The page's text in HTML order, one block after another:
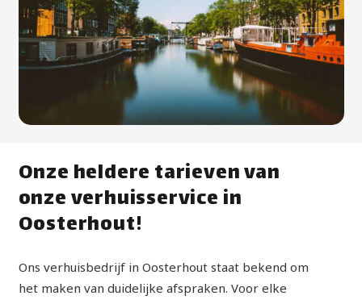
Onze heldere tarieven van
onze verhuisservice in
Oosterhout!
Ons verhuisbedrijf in Oosterhout staat bekend om
het maken van duidelijke afspraken. Voor elke